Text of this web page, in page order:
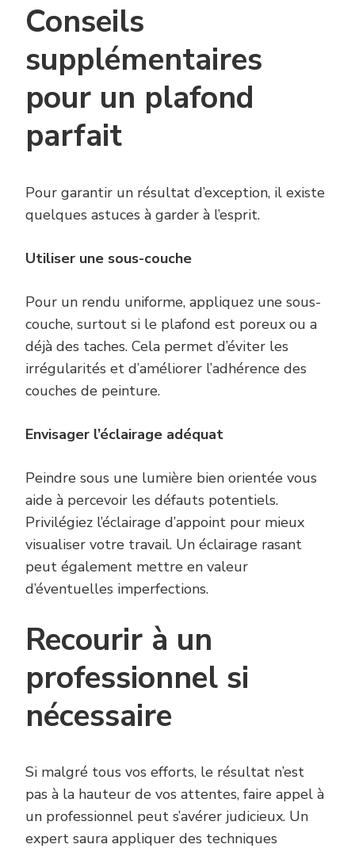
Conseils
supplémentaires
pour un plafond
parfait
Pour garantir un résultat d’exception, il existe
quelques astuces à garder à l’esprit.
Utiliser une sous-couche
Pour un rendu uniforme, appliquez une sous-
couche, surtout si le plafond est poreux ou a
déjà des taches. Cela permet d’éviter les
irrégularités et d’améliorer l’adhérence des
couches de peinture.
Envisager l’éclairage adéquat
Peindre sous une lumière bien orientée vous
aide à percevoir les défauts potentiels.
Privilégiez l’éclairage d’appoint pour mieux
visualiser votre travail. Un éclairage rasant
peut également mettre en valeur
d’éventuelles imperfections.
Recourir à un
professionnel si
nécessaire
Si malgré tous vos efforts, le résultat n’est
pas à la hauteur de vos attentes, faire appel à
un professionnel peut s’avérer judicieux. Un
expert saura appliquer des techniques